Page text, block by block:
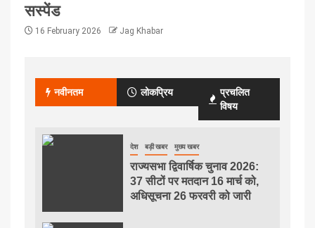
सस्पेंड
16 February 2026 Jag Khabar
नवीनतम लोकप्रिय
प्रचलित
विषय
देश बड़ी खबर मुख्य खबर
राज्यसभा द्विवार्षिक चुनाव 2026:
37 सीटों पर मतदान 16 मार्च को,
अधिसूचना 26 फरवरी को जारी